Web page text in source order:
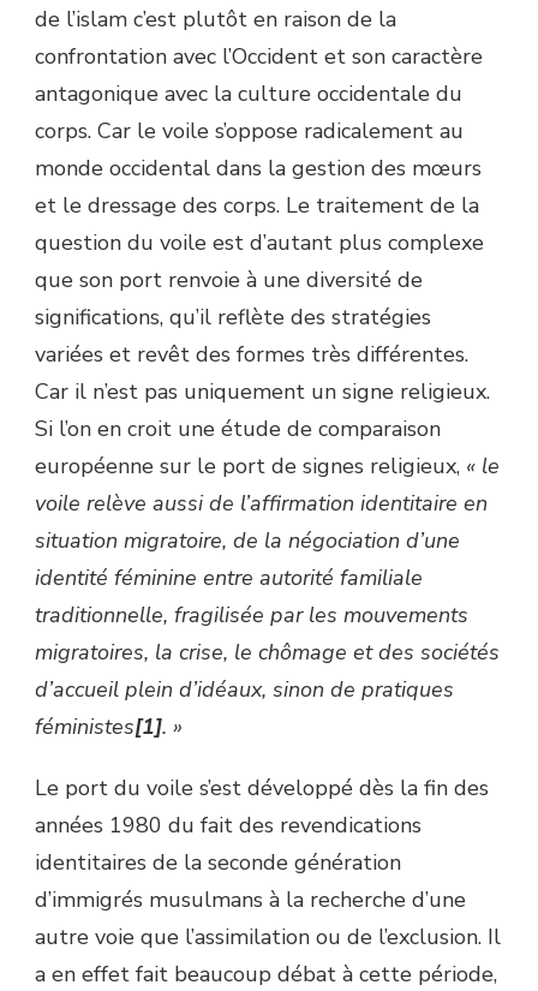
de l’islam c’est plutôt en raison de la
confrontation avec l’Occident et son caractère
antagonique avec la culture occidentale du
corps. Car le voile s’oppose radicalement au
monde occidental dans la gestion des mœurs
et le dressage des corps. Le traitement de la
question du voile est d’autant plus complexe
que son port renvoie à une diversité de
significations, qu’il reflète des stratégies
variées et revêt des formes très différentes.
Car il n’est pas uniquement un signe religieux.
Si l’on en croit une étude de comparaison
européenne sur le port de signes religieux, « le
voile relève aussi de l’affirmation identitaire en
situation migratoire, de la négociation d’une
identité féminine entre autorité familiale
traditionnelle, fragilisée par les mouvements
migratoires, la crise, le chômage et des sociétés
d’accueil plein d’idéaux, sinon de pratiques
féministes[1]. »
Le port du voile s’est développé dès la fin des
années 1980 du fait des revendications
identitaires de la seconde génération
d’immigrés musulmans à la recherche d’une
autre voie que l’assimilation ou de l’exclusion. Il
a en effet fait beaucoup débat à cette période,